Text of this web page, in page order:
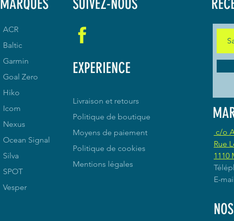
MARQUES SUIVEZ-NOUS
EXPERIENCE
Livraison et retours
Politique de boutique
Moyens de paiement
Politique de cookies
Mentions légales
c/o
Rue
1110
E-
ACR
Baltic
Garmin
Goal Zero
Hiko
Icom
Nexus
Ocean Signal
Silva
SPOT
Vesper